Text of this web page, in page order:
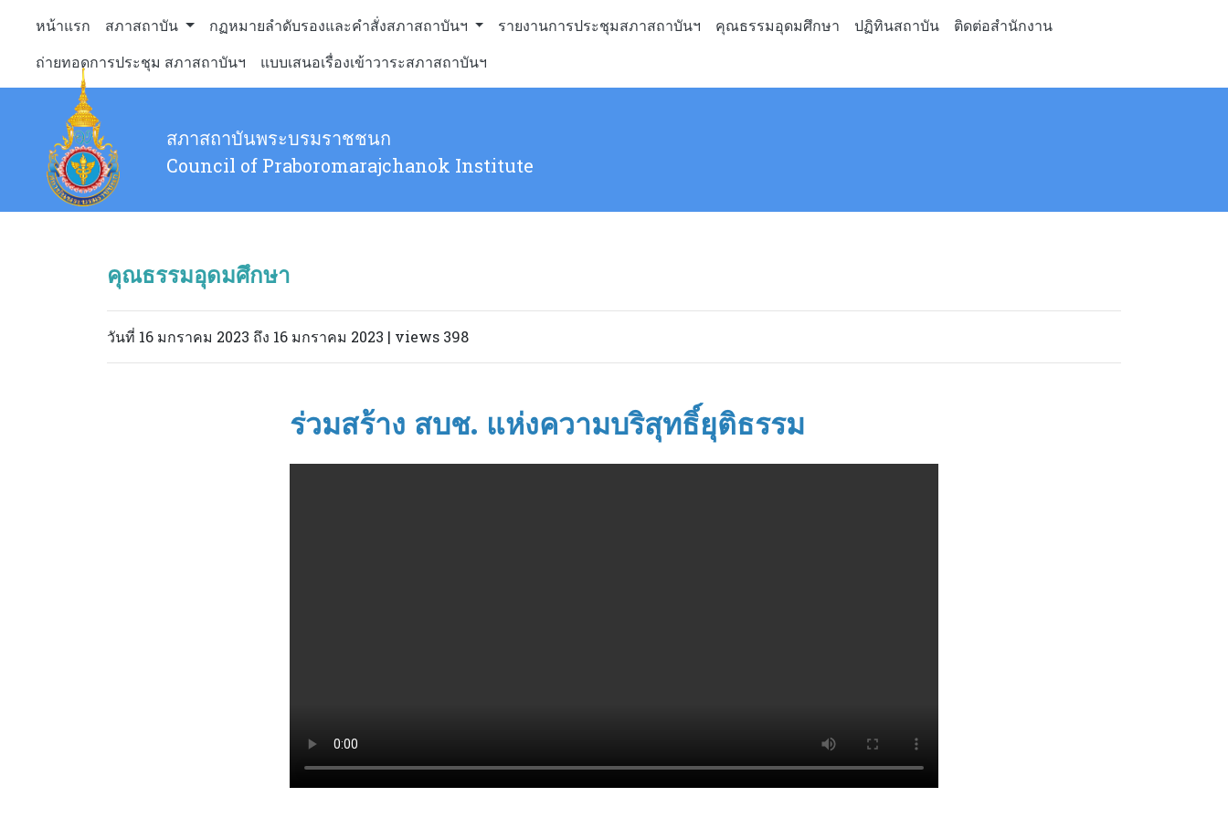
หน้าแรก สภาสถาบัน กฏหมายลำดับรองและคำสั่งสภาสถาบันฯ รายงานการประชุมสภาสถาบันฯ คุณธรรมอุดมศึกษา ปฏิทินสถาบัน
ติดต่อสำนักงาน
ถ่ายทอดการประชุม สภาสถาบันฯ
แบบเสนอเรื่องเข้าวาระสภาสถาบันฯ
สภาสถาบันพระบรมราชชนก
Council of Praboromarajchanok Institute
คุณธรรมอุดมศึกษา
วันที่ 16 มกราคม 2023 ถึง 16 มกราคม 2023 | views 398
ร่วมสร้าง สบช. แห่งความบริสุทธิ์ยุติธรรม